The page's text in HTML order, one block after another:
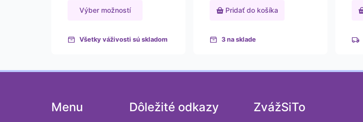
through
193,50 €
through
Výber možností
Všetky váživosti sú skladom
Pridať do košíka
3 na sklade
Menu Dôležité odkazy ZvážSiTo